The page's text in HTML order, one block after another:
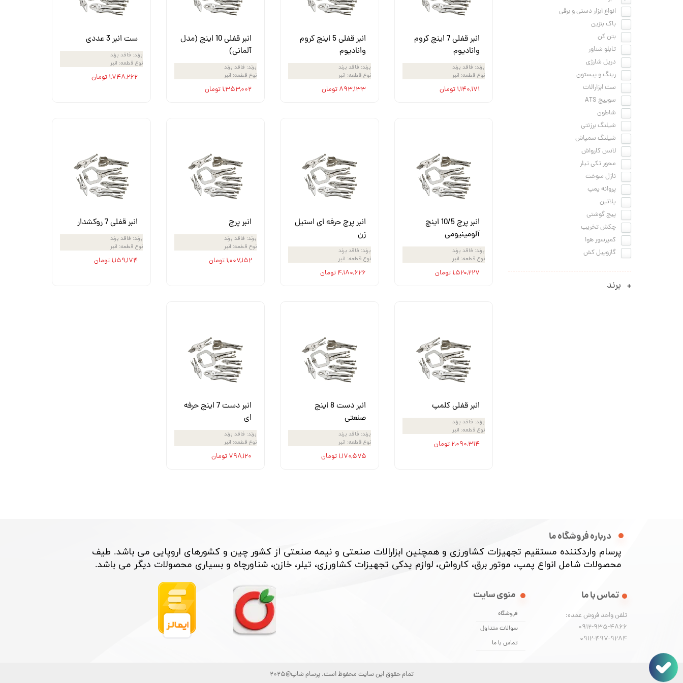
کارواش
موتور پمپ
سمپاش
علتفراش
انواع ابزار دستی و برقی
باک بنزین
بتن کن
تابلو شناور
دریل شارژی
رینگ و پیستون
ست ابزارالات
سوییچ ATS
شاطون
شیلنگ برزنتی
شیلنگ سمپاش
لانس کارواش
محور تکی تیلر
نازل سوخت
پروانه پمپ
پلاتین
پیچ گوشتی
چکش تخریب
کمپرسور هوا
گازوییل کش
برند
انبر قفلی 7 اینچ کروم
وانادیوم
برند: فاقد برند
نوع قطعه: انبر
۱,۱۴۰,۱۷۱ تومان
انبر قفلی 5 اینچ کروم
وانادیوم
برند: فاقد برند
نوع قطعه: انبر
۸۹۳,۱۳۳ تومان
انبر قفلی 10 اینچ (مدل
آلمانی)
برند: فاقد برند
نوع قطعه: انبر
۱,۳۵۳,۰۰۲ تومان
ست انبر 3 عددی
برند: فاقد برند
نوع قطعه: انبر
۱,۷۴۸,۲۶۲ تومان
انبر پرچ 10/5 اینچ
آلومینیومی
برند: فاقد برند
نوع قطعه: انبر
۱,۵۲۰,۲۲۷ تومان
انبر پرچ حرفه ای استیل
زن
برند: فاقد برند
نوع قطعه: انبر
۴,۱۸۰,۶۲۶ تومان
انبر پرچ
برند: فاقد برند
نوع قطعه: انبر
۱,۰۰۷,۱۵۲ تومان
انبر قفلی 7 روکشدار
برند: فاقد برند
نوع قطعه: انبر
۱,۱۵۹,۱۷۴ تومان
انبر قفلی کلمپ
برند: فاقد برند
نوع قطعه: انبر
۲,۰۹۰,۳۱۴ تومان
انبر دست 8 اینچ
صنعتی
برند: فاقد برند
نوع قطعه: انبر
۱,۱۷۰,۵۷۵ تومان
انبر دست 7 اینچ حرفه
ای
برند: فاقد برند
نوع قطعه: انبر
۷۹۸,۱۲۰ تومان
تمام حقوق این سایت محفوظ است. پرسام شاپ@2025
درباره فروشگاه ما
پرسام واردکننده مستقیم تجهیزات کشاورزی و همچنین ابزارالات صنعتی و نیمه صنعتی از کشور چین و کشورهای اروپایی می باشد. طیف
محصولات شامل انواع پمپ، موتور برق، کارواش، لوازم یدکی تجهیزات کشاورزی، تیلر، خازن، شناورچاه و بسیاری محصولات دیگر می باشد. ​​​​​​​
منوی سایت
فروشگاه
سوالات متداول
تماس با ما
تماس با ما
تلفن واحد فروش عمده:
0912-935-4866
​​​​​​​0912-497-9284